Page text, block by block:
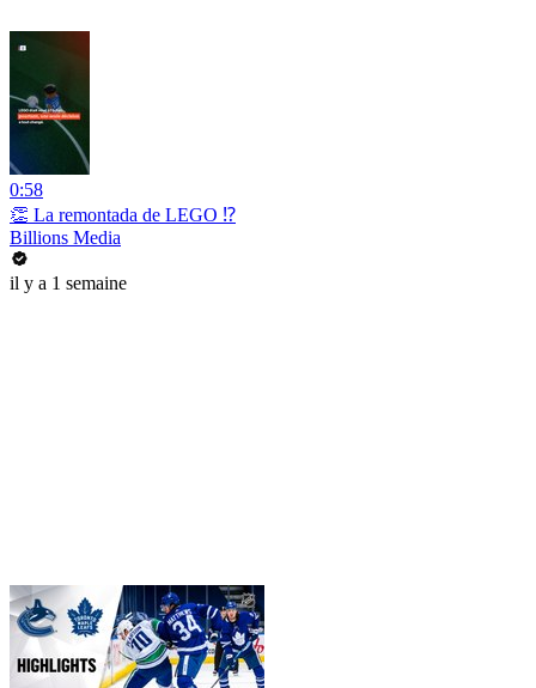
0:58
👏 La remontada de LEGO ⁉️
Billions Media
il y a 1 semaine